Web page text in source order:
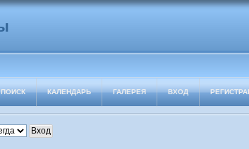
ПОИСК КАЛЕНДАРЬ ГАЛЕРЕЯ ВХОД